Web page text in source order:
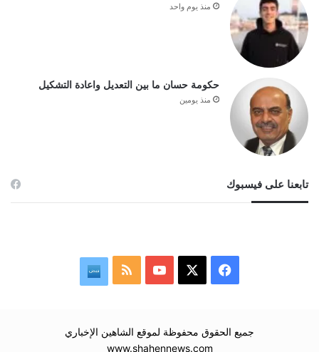
منذ يوم واحد
حكومة حسان ما بين التعديل واعادة التشكيل
منذ يومين
تابعنا على فيسبوك
فيسبوك ‫YouTubeملخص
RSS
جميع الحقوق محفوظة لموقع الشاهين الإخباري
www.shahennews.com